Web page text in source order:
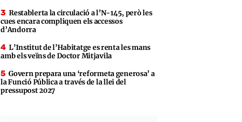
Restablerta la circulació a l’N-145, però les
cues encara compliquen els accessos
d’Andorra
L’Institut de l’Habitatge es renta les mans
amb els veïns de Doctor Mitjavila
Govern prepara una ‘reformeta generosa’ a
la Funció Pública a través de la llei del
pressupost 2027